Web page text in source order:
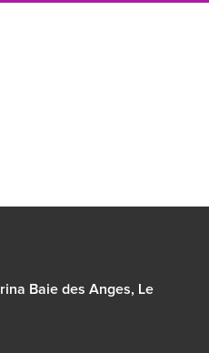
Baie des Anges, Le